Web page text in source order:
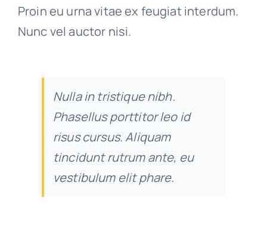
Proin eu urna vitae ex feugiat interdum.
Nunc vel auctor nisi.
Nulla in tristique nibh.
Phasellus porttitor leo id
risus cursus. Aliquam
tincidunt rutrum ante, eu
vestibulum elit phare.